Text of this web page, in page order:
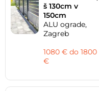
š 130cm v
150cm
ALU ograde,
Zagreb
1080 € do 1800
€